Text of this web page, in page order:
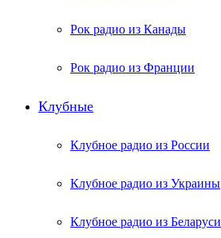
Рок радио из Канады
Рок радио из Франции
Клубные
Клубное радио из России
Клубное радио из Украины
Клубное радио из Беларуси